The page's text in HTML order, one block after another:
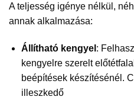
A teljesség igénye nélkül,
annak alkalmazása:
Állítható kengyel :
kengyelre szerelt
beépítések készítésénél.
illeszkedő